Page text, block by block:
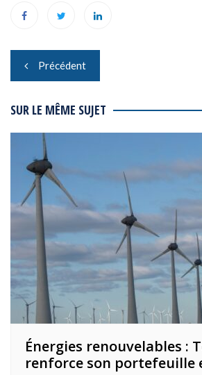
Navigation
de
l’article
Précédent
SUR LE MÊME SUJET
Énergies renouvelables :
renforce son portefeuille